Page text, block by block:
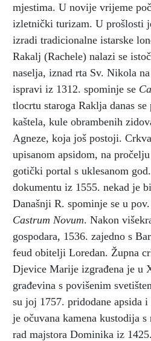
mjestima. U novije vrijeme
izletnički turizam. U prošlosti
izradi tradicionalne istarske
Rakalj (Rachele) nalazi se
naselja, iznad rta Sv. Nikola
ispravi iz 1312. spominje se
tlocrtu staroga Raklja danas
kaštela, kule obrambenih
Agneze, koja još postoji.
upisanom apsidom, na
gotički portal s uklesanom
dokumentu iz 1555. nekad je
Današnji R. spominje se u
Castrum Novum. Nakon
gospodara, 1536. zajedno s
feud obitelji Loredan. Župna
Djevice Marije izgrađena je u
građevina s povišenim
su joj 1757. pridodane apsida
je očuvana kamena kustodija
rad majstora Dominika iz